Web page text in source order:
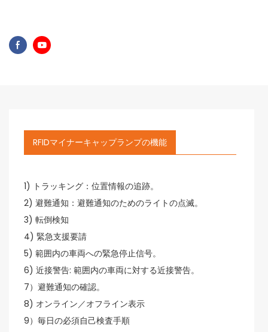
RFIDマイナーキャップランプの機能
1) トラッキング：位置情報の追跡。
2) 避難通知：避難通知のためのライトの点滅。
3) 転倒検知
4) 緊急支援要請
5) 範囲内の車両への緊急停止信号。
6) 近接警告: 範囲内の車両に対する近接警告。
7）避難通知の確認。
8) オンライン／オフライン表示
9）毎日の必須自己検査手順